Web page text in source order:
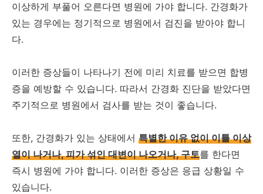
이상하게 부풀어 오른다면 병원에 가야 합니다. 간경화가
있는 경우에는 정기적으로 병원에서 검진을 받아야 합니
다.
이러한 증상들이 나타나기 전에 미리 치료를 받으면 합병
증을 예방할 수 있습니다. 따라서 간경화 진단을 받았다면
주기적으로 병원에서 검사를 받는 것이 좋습니다.
또한, 간경화가 있는 상태에서 특별한 이유 없이 이틀 이상
열이 나거나, 피가 섞인 대변이 나오거나, 구토를 한다면
즉시 병원에 가야 합니다. 이러한 증상은 응급 상황일 수
있습니다.